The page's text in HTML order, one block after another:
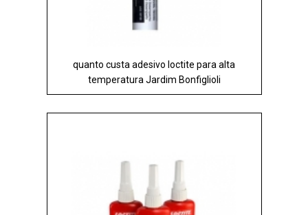
quanto custa adesivo loctite para alta
temperatura Jardim Bonfiglioli